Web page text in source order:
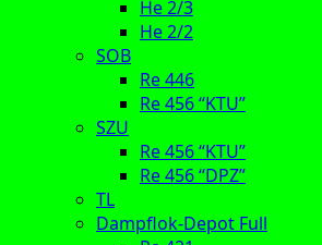
He 2/3
He 2/2
SOB
Re 446
Re 456 “KTU”
SZU
Re 456 “KTU”
Re 456 “DPZ”
TL
Dampflok-Depot Full